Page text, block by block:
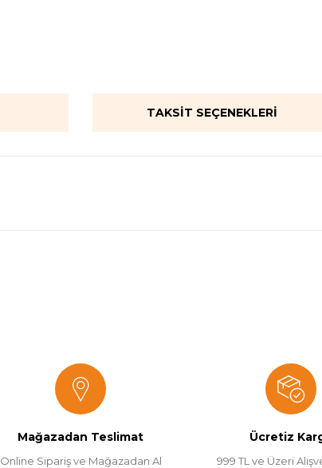
TAKSIT SEÇENEKLERI
Mağazadan Teslimat
Online Sipariş ve Mağazadan Al
Ücretiz
999 TL ve Üzeri